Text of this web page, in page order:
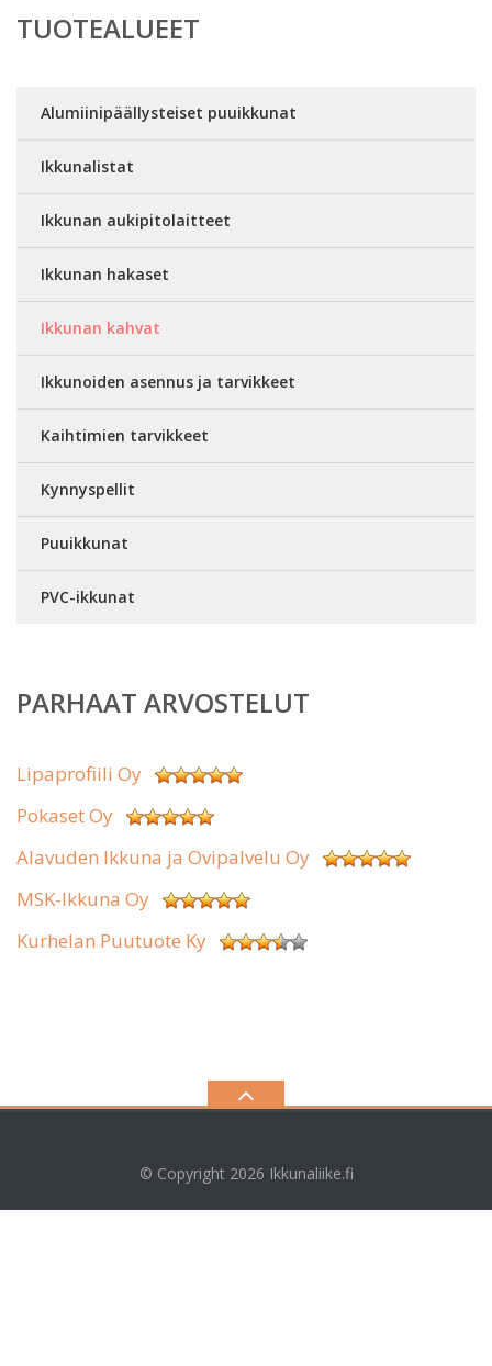
TUOTEALUEET
Alumiinipäällysteiset puuikkunat
Ikkunalistat
Ikkunan aukipitolaitteet
Ikkunan hakaset
Ikkunan kahvat
Ikkunoiden asennus ja tarvikkeet
Kaihtimien tarvikkeet
Kynnyspellit
Puuikkunat
PVC-ikkunat
PARHAAT ARVOSTELUT
Lipaprofiili Oy
Pokaset Oy
Alavuden Ikkuna ja Ovipalvelu Oy
MSK-Ikkuna Oy
Kurhelan Puutuote Ky
© Copyright 2026 Ikkunaliike.fi